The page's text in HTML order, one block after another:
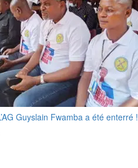
Guyslain Fwamba a été enterré !